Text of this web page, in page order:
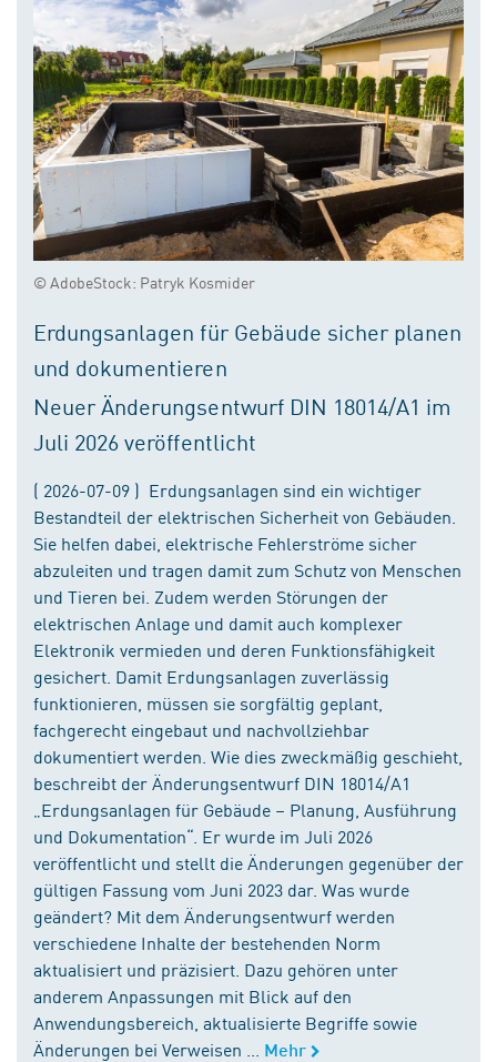
© AdobeStock: Patryk Kosmider
Erdungsanlagen für Gebäude sicher planen
und dokumentieren
Neuer Änderungsentwurf DIN 18014/A1 im
Juli 2026 veröffentlicht
( 2026-07-09 ) Erdungsanlagen sind ein wichtiger
Bestandteil der elektrischen Sicherheit von Gebäuden.
Sie helfen dabei, elektrische Fehlerströme sicher
abzuleiten und tragen damit zum Schutz von Menschen
und Tieren bei. Zudem werden Störungen der
elektrischen Anlage und damit auch komplexer
Elektronik vermieden und deren Funktionsfähigkeit
gesichert. Damit Erdungsanlagen zuverlässig
funktionieren, müssen sie sorgfältig geplant,
fachgerecht eingebaut und nachvollziehbar
dokumentiert werden. Wie dies zweckmäßig geschieht,
beschreibt der Änderungsentwurf DIN 18014/A1
„Erdungsanlagen für Gebäude – Planung, Ausführung
und Dokumentation“. Er wurde im Juli 2026
veröffentlicht und stellt die Änderungen gegenüber der
gültigen Fassung vom Juni 2023 dar. Was wurde
geändert? Mit dem Änderungsentwurf werden
verschiedene Inhalte der bestehenden Norm
aktualisiert und präzisiert. Dazu gehören unter
anderem Anpassungen mit Blick auf den
Anwendungsbereich, aktualisierte Begriffe sowie
Änderungen bei Verweisen ...
Mehr